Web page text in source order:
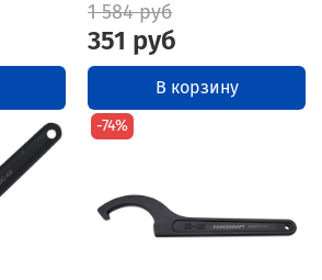
1 584 руб
351 руб
В корзину
-74%